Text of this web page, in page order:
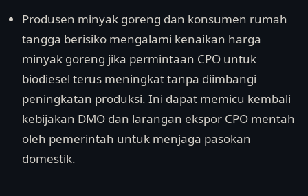
Produsen minyak goreng dan konsumen rumah
tangga berisiko mengalami kenaikan harga
minyak goreng jika permintaan CPO untuk
biodiesel terus meningkat tanpa diimbangi
peningkatan produksi. Ini dapat memicu kembali
kebijakan DMO dan larangan ekspor CPO mentah
oleh pemerintah untuk menjaga pasokan
domestik.